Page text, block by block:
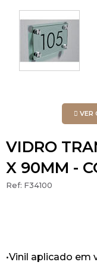
VER
VIDRO
X 90MM -
Ref: F34100
•Vinil aplicado